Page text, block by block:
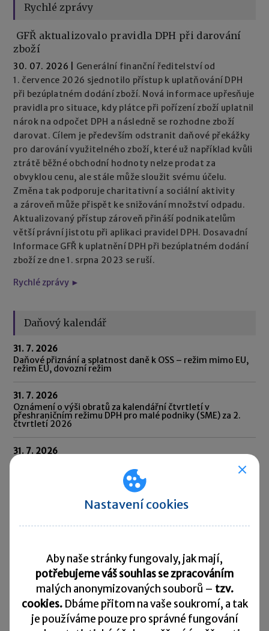
Rychlé zprávy
GFŘ aktualizovalo pravidla DPH při darování
zboží
30. 07. 2026
Generální finanční ředitelství od
1. července 2026 sjednotilo přístup k uplatňování DPH
při bezúplatném dodání zboží. Nová informace upřesňuje
pravidla pro situace, kdy plátce při pořízení zboží uplatnil
nárok na odpočet DPH a následně se rozhodne zboží
darovat. Cílem je především odstranit daňové překážky
pro darování využitelného zboží, které už například kvůli
ztrátě běžné obchodní hodnoty nelze prodat za
obvyklou cenu, ale stále může sloužit svému účelu.
Změna tak podporuje charitativní a sociální aktivity
a zároveň může přispět ke snižování množství odpadu.
Aktualizovaný přístup zároveň přináší podnikatelům
větší právní jistotu při aplikaci pravidel DPH. Dosavadní
Informace GFŘ k uplatnění DPH při bezúplatném dodání
zboží ze dne 1. srpna 2023 se ruší.
Rychlé zprávy ►
Daňový kalendář
31. 7. 2026
Daňové přiznání a splatnost daně k OSS – režim mimo EU,
režim EU, dovozní režim
31. 7. 2026
Oznámení o výši obratů za kalendářní čtvrtletí v
přeshraničním režimu DPH pro malé podniky (SME) za 2.
čtvrtletí 2026
31. 7. 2026
platebních informací) za 2. čtvrtletí 2026
Odvod daně vybírané srážkou podle zvláštní sazby daně za
Splatnost daně za červen 2026
Přehled všech termínů ►
Kurzovní lístek
Nastavení cookies
Aby naše stránky fungovaly, jak mají,
potřebujeme váš souhlas se zpracováním
malých anonymizovaných souborů – tzv.
cookies. Dbáme přitom na vaše soukromí, a tak
je používáme pouze pro správné fungování